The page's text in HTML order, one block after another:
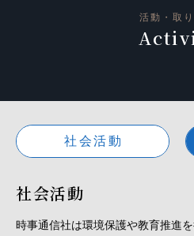
活動・取
社会活動
社会活動
時事通信社は環境保護や教育推進